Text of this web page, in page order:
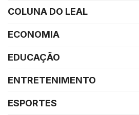
COLUNA DO LEAL
ECONOMIA
EDUCAÇÃO
ENTRETENIMENTO
ESPORTES